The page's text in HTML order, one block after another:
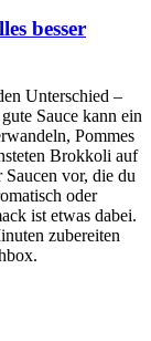
besser
Unterschied –
Sauce kann ein
Pommes
Brokkoli auf
vor, die du
oder
ist etwas dabei.
zubereiten